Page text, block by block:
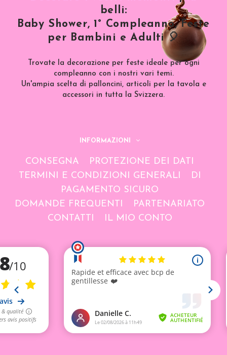
belli:
Baby Shower, 1° Compleanno, Feste
per Bambini e Adulti 🎈
Trovate la decorazione per feste ideale per ogni
compleanno con i nostri vari temi.
Un'ampia scelta di palloncini, articoli per la tavola e
accessori in tutta la Svizzera.
INFORMAZIONI
CONSEGNA
PROTEZIONE DEI DATI
TERMINI E CONDIZIONI GENERALI
DI
PAGAMENTO SICURO
DOMANDE FREQUENTI
PARTENARIATO
CONTATTI
IL MIO CONTO